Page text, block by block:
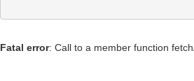
Fatal error: Call to a member function